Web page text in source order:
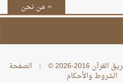
من نحن
2026 ©
| الصفحة
الشروط والأحكام